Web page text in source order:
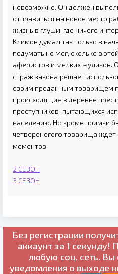
невозможно. Он должен
отправиться на новое место
жизнь в глуши, где ничего
Климов думал так только в
подумать не мог, сколько в
аферистов и мелких жуликов.
страж закона решает
своим преданным товарищем
происходящие в деревне
преступников, пытающихся
населению. Но кроме поимки
четвероногого товарища
моментов.
2 СЕЗОН
3 СЕЗОН
Без регистрации
аккаунт за 1 секунду!
любую соц. сеть. Вы
уведомления о выходе